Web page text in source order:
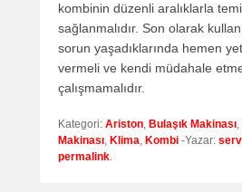
kombinin düzenli aralıklarla
sağlanmalıdır. Son olarak
sorun yaşadıklarında hemen
vermeli ve kendi müdahale
çalışmamalıdır.
Kategori: Ariston, Bulaşık Makinası,
Makinası, Klima, Kombi -Yazar:
permalink.